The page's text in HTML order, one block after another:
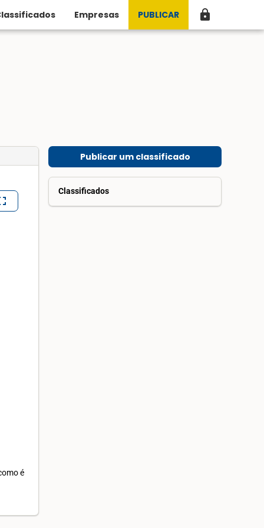
Empresas PUBLICAR lock
é
Publicar um classificado
Classificados